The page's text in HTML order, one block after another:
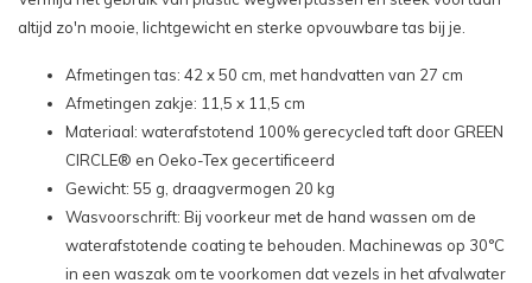
altijd zo'n mooie, lichtgewicht en sterke opvouwbare tas bij je.
Afmetingen tas: 42 x 50 cm, met handvatten van 27 cm
Afmetingen zakje: 11,5 x 11,5 cm
Materiaal: waterafstotend 100% gerecycled taft door GREEN
CIRCLE® en Oeko-Tex gecertificeerd
Gewicht: 55 g, draagvermogen 20 kg
Wasvoorschrift: Bij voorkeur met de hand wassen om de
waterafstotende coating te behouden. Machinewas op 30°C
in een waszak om te voorkomen dat vezels in het afvalwater